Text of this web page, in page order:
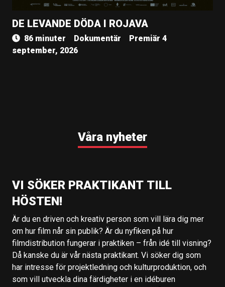
DE LEVANDE DÖDA I ROJAVA
86 minuter Dokumentär
Premiär 4
september, 2026
Våra nyheter
VI SÖKER PRAKTIKANT TILL
HÖSTEN!
Är du en driven och kreativ person som vill lära dig mer
om hur film når sin publik? Är du nyfiken på hur
filmdistribution fungerar i praktiken – från idé till visning?
Då kanske du är vår nästa praktikant. Vi söker dig som
har intresse för projektledning och kulturproduktion, och
som vill utveckla dina färdigheter i en idéburen